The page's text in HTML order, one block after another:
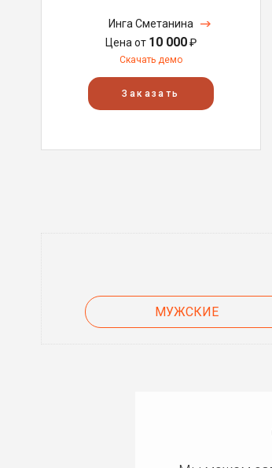
Инга Сметанина
Цена от 10 000₽
Скачать демо
Заказать
МУЖСКИЕ